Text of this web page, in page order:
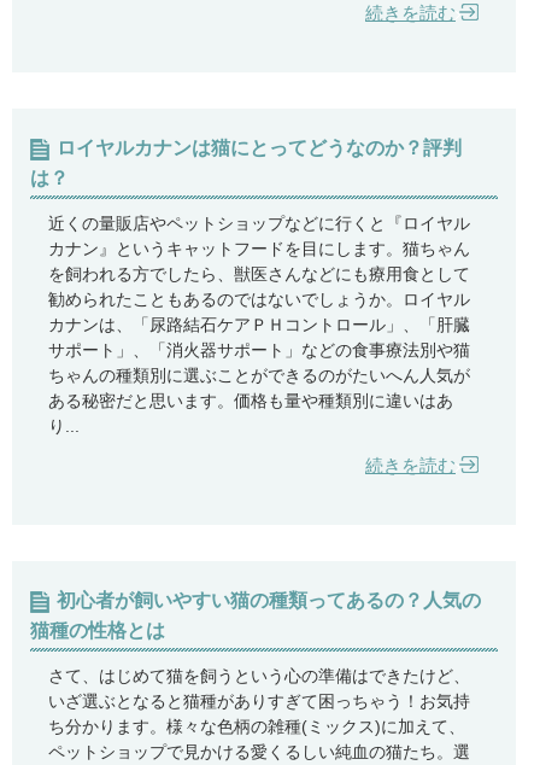
続きを読む
ロイヤルカナンは猫にとってどうなのか？評判
は？
近くの量販店やペットショップなどに行くと『ロイヤル
カナン』というキャットフードを目にします。猫ちゃん
を飼われる方でしたら、獣医さんなどにも療用食として
勧められたこともあるのではないでしょうか。ロイヤル
カナンは、「尿路結石ケアＰＨコントロール」、「肝臓
サポート」、「消火器サポート」などの食事療法別や猫
ちゃんの種類別に選ぶことができるのがたいへん人気が
ある秘密だと思います。価格も量や種類別に違いはあ
り...
続きを読む
初心者が飼いやすい猫の種類ってあるの？人気の
猫種の性格とは
さて、はじめて猫を飼うという心の準備はできたけど、
いざ選ぶとなると猫種がありすぎて困っちゃう！お気持
ち分かります。様々な色柄の雑種(ミックス)に加えて、
ペットショップで見かける愛くるしい純血の猫たち。選